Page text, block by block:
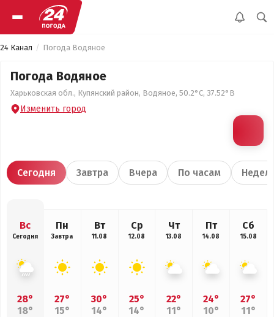
24 Канал Погода Водяное
Погода Водяное
Харьковская обл., Купянский район, Водяное, 50.2°С, 37.52°В
Изменить город
Сегодня Завтра Вчера По часам
Вс
Сегодня
28°
18°
Пн
Завтра
27°
15°
Вт
11.08
30°
14°
Ср
12.08
25°
14°
Чт
13.08
22°
11°
Пт
14.08
24°
10°
Сб
15.08
27°
11°